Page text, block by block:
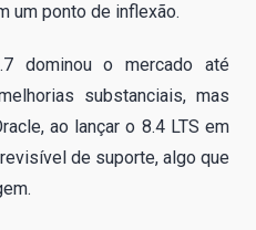
um ponto de inflexão.
dominou o mercado até
substanciais, mas
ao lançar o 8.4 LTS em
de suporte, algo que